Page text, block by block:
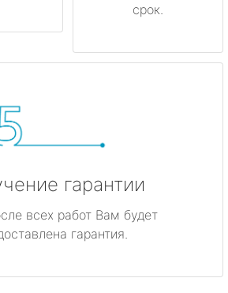
срок.
гарантии
всех работ Вам будет
гарантия.